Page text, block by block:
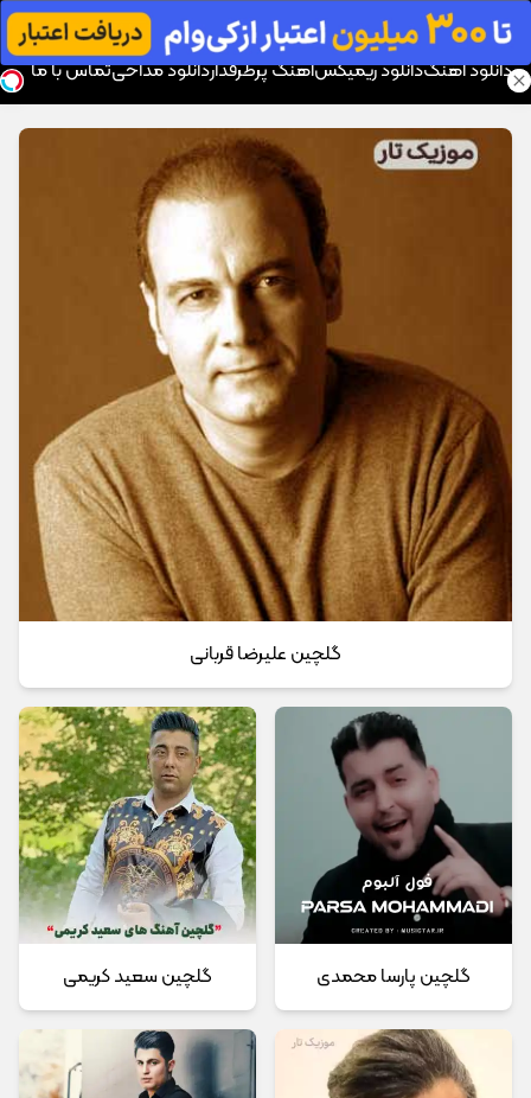
موزیک تار
دانلود آهنگدانلود ریمیکسآهنگ پرطرفداردانلود مداحیتماس با ما
گلچین علیرضا قربانی
گلچین پارسا محمدی گلچین سعید کریمی